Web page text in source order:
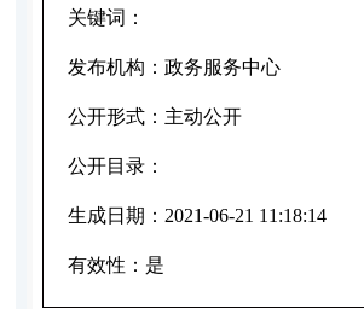
关键词：
发布机构： 政务服务中心
公开形式： 主动公开
公开目录：
生成日期： 2021-06-21 11:18:14
有效性： 是